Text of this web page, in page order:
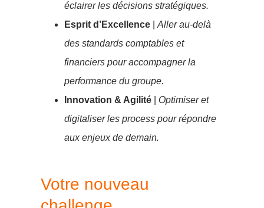
éclairer les décisions stratégiques.
Esprit d’Excellence
Aller au-delà
des standards comptables et
financiers pour accompagner la
performance du groupe.
Innovation & Agilité
Optimiser et
digitaliser les process pour répondre
aux enjeux de demain.
Votre nouveau